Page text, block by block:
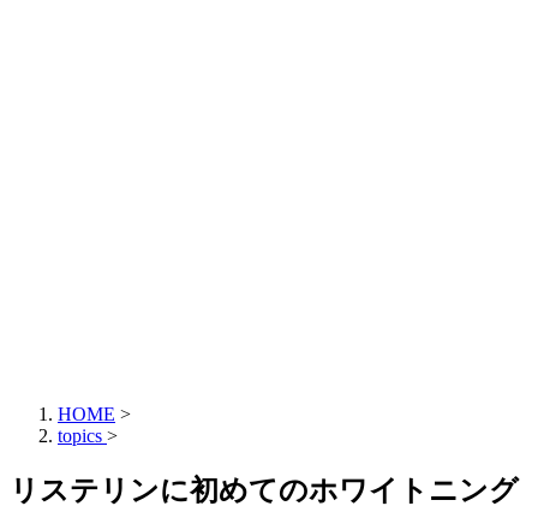
HOME >
topics >
リステリンに初めてのホワイトニング